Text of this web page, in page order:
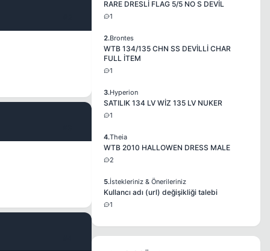
RARE DRESLİ FLAG 5/5 NO S DEVİL
1
2.Brontes
WTB 134/135 CHN SS DEVİLLİ CHAR
FULL İTEM
1
3.Hyperion
SATILIK 134 LV WİZ 135 LV NUKER
1
4.Theia
WTB 2010 HALLOWEN DRESS MALE
2
5.İstekleriniz & Önerileriniz
Kullancı adı (url) değişikliği talebi
1